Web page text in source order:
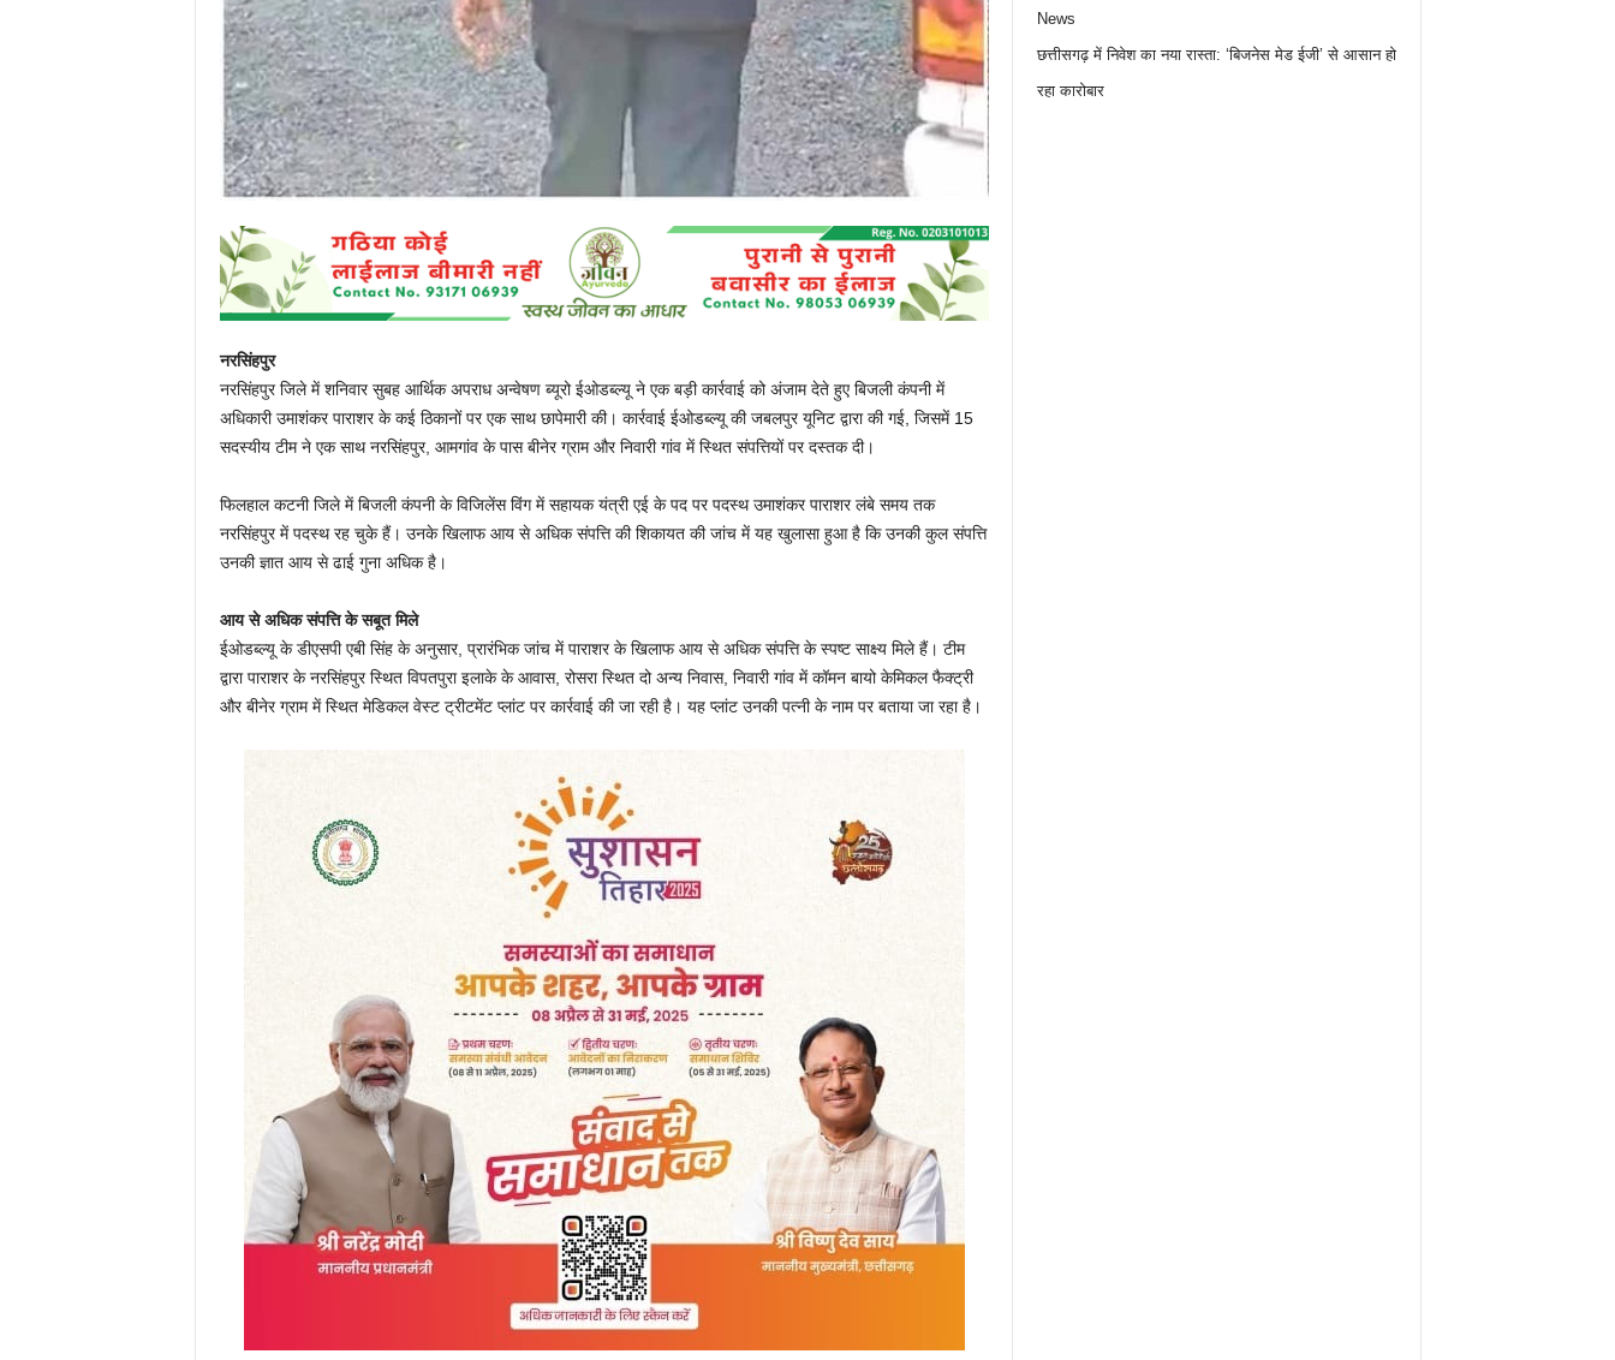
नरसिंहपुर
नरसिंहपुर जिले में शनिवार सुबह आर्थिक अपराध अन्वेषण ब्यूरो ईओडब्ल्यू ने एक बड़ी कार्रवाई को अंजाम देते हुए बिजली कंपनी में
अधिकारी उमाशंकर पाराशर के कई ठिकानों पर एक साथ छापेमारी की। कार्रवाई ईओडब्ल्यू की जबलपुर यूनिट द्वारा की गई, जिसमें 15
सदस्यीय टीम ने एक साथ नरसिंहपुर, आमगांव के पास बीनेर ग्राम और निवारी गांव में स्थित संपत्तियों पर दस्तक दी।
फिलहाल कटनी जिले में बिजली कंपनी के विजिलेंस विंग में सहायक यंत्री एई के पद पर पदस्थ उमाशंकर पाराशर लंबे समय तक
नरसिंहपुर में पदस्थ रह चुके हैं। उनके खिलाफ आय से अधिक संपत्ति की शिकायत की जांच में यह खुलासा हुआ है कि उनकी कुल संपत्ति
उनकी ज्ञात आय से ढाई गुना अधिक है।
आय से अधिक संपत्ति के सबूत मिले
ईओडब्ल्यू के डीएसपी एबी सिंह के अनुसार, प्रारंभिक जांच में पाराशर के खिलाफ आय से अधिक संपत्ति के स्पष्ट साक्ष्य मिले हैं। टीम
द्वारा पाराशर के नरसिंहपुर स्थित विपतपुरा इलाके के आवास, रोसरा स्थित दो अन्य निवास, निवारी गांव में कॉमन बायो केमिकल फैक्ट्री
और बीनेर ग्राम में स्थित मेडिकल वेस्ट ट्रीटमेंट प्लांट पर कार्रवाई की जा रही है। यह प्लांट उनकी पत्नी के नाम पर बताया जा रहा है।
News
छत्तीसगढ़ में निवेश का नया रास्ता: ‘बिजनेस मेड ईजी’ से आसान हो
रहा कारोबार